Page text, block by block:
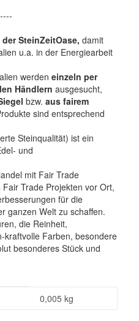
SteinZeitOase, damit
u.a. in der Energiearbeit
werden einzeln per
Händlern ausgesucht,
bzw. aus fairem
sind entsprechend
Steinqualität) ist ein
und
mit Fair Trade
Trade Projekten vor Ort,
für die
ganzen Welt zu schaffen.
die Reinheit,
kraftvolle Farben, besondere
besonderes Stück und
0,005 kg